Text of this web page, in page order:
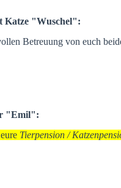
Katze "Wuschel":
Betreuung von euch
"Emil":
Tierpension /